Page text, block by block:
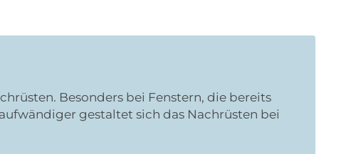
Besonders bei Fenstern, die bereits
gestaltet sich das Nachrüsten bei